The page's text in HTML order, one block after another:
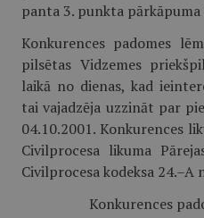
panta 3. punkta pārkāpuma
Konkurences padomes
pilsētas Vidzemes
laikā no dienas, kad
tai vajadzēja uzzināt par
04.10.2001. Konkurences
Civilprocesa likuma
Civilprocesa kodeksa 24.–A
Konkurences